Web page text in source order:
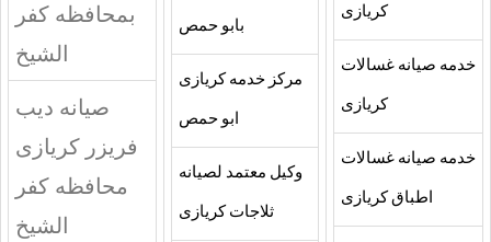
كريازى
خدمه صيانه غسالات
كريازى
خدمه صيانه غسالات
اطباق كريازى
بابو حمص
مركز خدمه كريازى
ابو حمص
وكيل معتمد لصيانه
ثلاجات كريازى
بمحافظه كفر
الشيخ
صيانه ديب
فريزر كريازى
محافظه كفر
الشيخ